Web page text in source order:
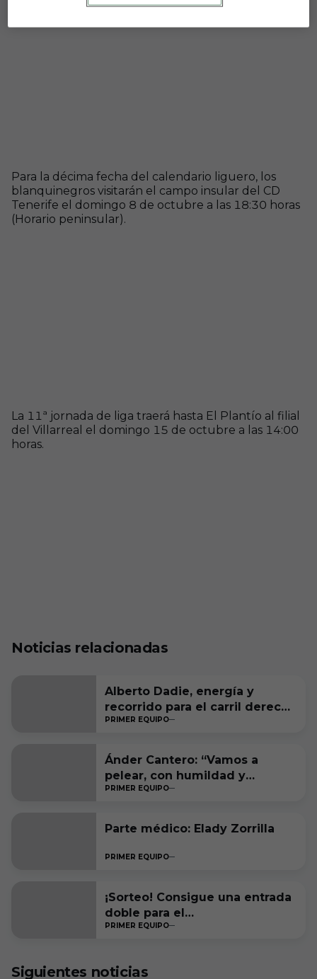
Para la décima fecha del calendario liguero, los
blanquinegros visitarán el campo insular del CD
Tenerife el domingo 8 de octubre a las 18:30 horas
(Horario peninsular).
La 11ª jornada de liga traerá hasta El Plantío al filial
del Villarreal el domingo 15 de octubre a las 14:00
horas.
Noticias relacionadas
Alberto Dadie, energía y
recorrido para el carril derecho
blanquinegro
PRIMER EQUIPO
Ánder Cantero: “Vamos a
pelear, con humildad y
ambición, por estar entre los
temporada”
PRIMER EQUIPO
Parte médico: Elady Zorrilla
PRIMER EQUIPO
¡Sorteo! Consigue una entrada
doble para el
#RacingFerrolBurgosCF
PRIMER EQUIPO
Siguientes noticias